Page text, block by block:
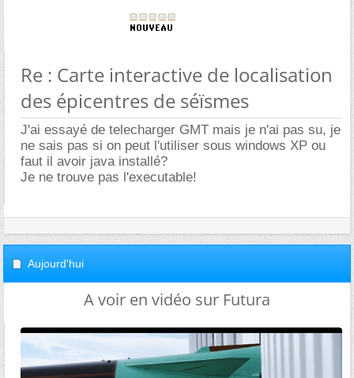
Re : Carte interactive de localisation
des épicentres de séïsmes
J'ai essayé de telecharger GMT mais je n'ai pas su, je
ne sais pas si on peut l'utiliser sous windows XP ou
faut il avoir java installé?
Je ne trouve pas l'executable!
Aujourd'hui
A voir en vidéo sur Futura